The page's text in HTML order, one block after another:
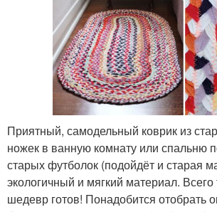
Приятный, самодельный коврик из
ножек в ванную комнату или спальню
старых футболок (подойдёт и старая
экологичный и мягкий материал.
шедевр готов! Понадобится отобрать